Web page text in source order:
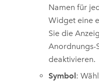
Namen für
Widget eine
Sie die
Anordnungs-
deaktivieren.
Symbol: